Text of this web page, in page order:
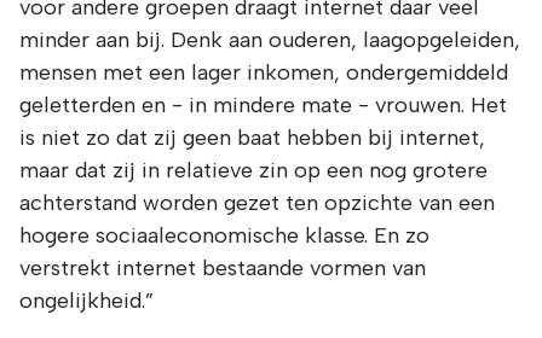
voor andere groepen draagt internet daar veel
minder aan bij. Denk aan ouderen, laagopgeleiden,
mensen met een lager inkomen, ondergemiddeld
geletterden en - in mindere mate - vrouwen. Het
is niet zo dat zij geen baat hebben bij internet,
maar dat zij in relatieve zin op een nog grotere
achterstand worden gezet ten opzichte van een
hogere sociaaleconomische klasse. En zo
verstrekt internet bestaande vormen van
ongelijkheid.”